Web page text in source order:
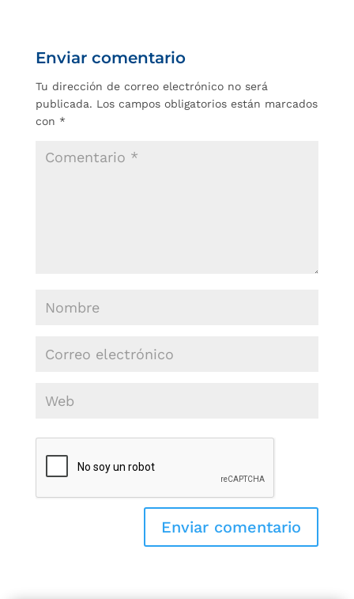
Enviar comentario
Tu dirección de correo electrónico no será
publicada. Los campos obligatorios están marcados
con *